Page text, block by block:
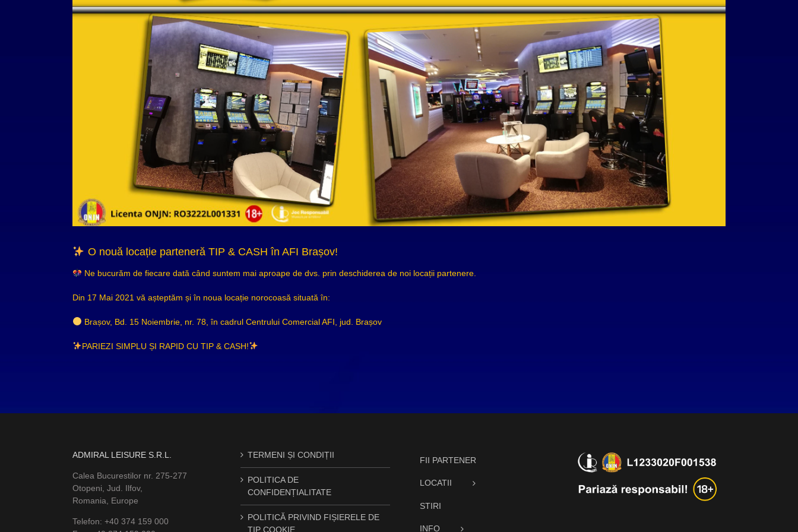
O nouă locație parteneră TIP & CASH în AFI Brașov!
Ne bucurăm de fiecare dată când suntem mai aproape de dvs. prin deschiderea de noi locații partenere.
Din 17 Mai 2021 vă așteptăm și în noua locație norocoasă situată în:
Brașov, Bd. 15 Noiembrie, nr. 78, în cadrul Centrului Comercial AFI, jud. Brașov
PARIEZI SIMPLU ȘI RAPID CU TIP & CASH!
ADMIRAL LEISURE S.R.L.
Calea Bucurestilor nr. 275-277
Otopeni, Jud. Ilfov,
Romania, Europe
Telefon: +40 374 159 000
TERMENI ȘI CONDIȚII
POLITICA DE
CONFIDENȚIALITATE
POLITICĂ PRIVIND FIȘIERELE DE
TIP COOKIE
FII PARTENER
LOCATII
STIRI
INFO